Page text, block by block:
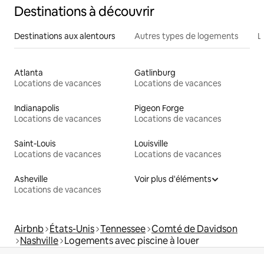
Destinations à découvrir
Destinations aux alentours Autres types de logements
Atlanta
Locations de vacances
Gatlinburg
Locations de vacances
Indianapolis
Locations de vacances
Pigeon Forge
Locations de vacances
Saint-Louis
Locations de vacances
Louisville
Locations de vacances
Asheville
Locations de vacances
Voir plus d'éléments
Airbnb États-Unis Tennessee Comté de Davidson
Nashville Logements avec piscine à louer